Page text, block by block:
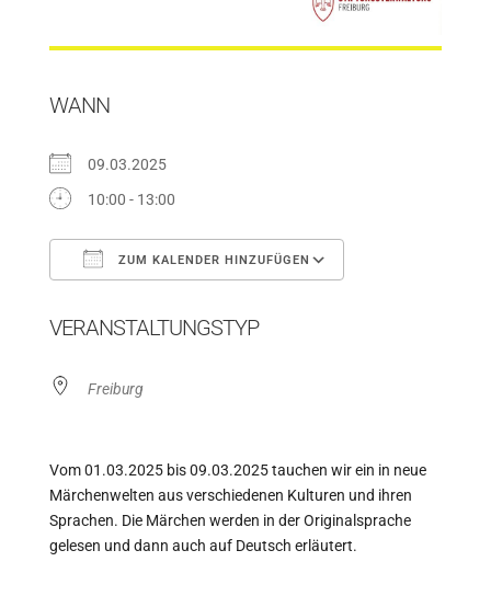
WANN
09.03.2025
10:00 - 13:00
ZUM KALENDER HINZUFÜGEN
VERANSTALTUNGSTYP
Freiburg
Vom 01.03.2025 bis 09.03.2025 tauchen wir ein in neue
Märchenwelten aus verschiedenen Kulturen und ihren
Sprachen. Die Märchen werden in der Originalsprache
gelesen und dann auch auf Deutsch erläutert.